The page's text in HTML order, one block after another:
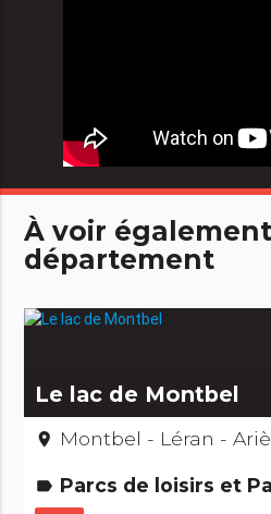
À voir
département
Le lac de Montbel
place Montbel - Léran -
label Parcs de loisirs et Parcs